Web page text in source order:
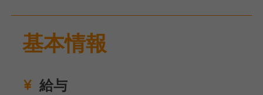
・スタッフの育成
ゆくゆくはマネージャーや経営幹部、新規事業へのス
テップアップも可能です。
私たちは、過去の経験よりも「本気で学びたい」とい
基本情報
給与